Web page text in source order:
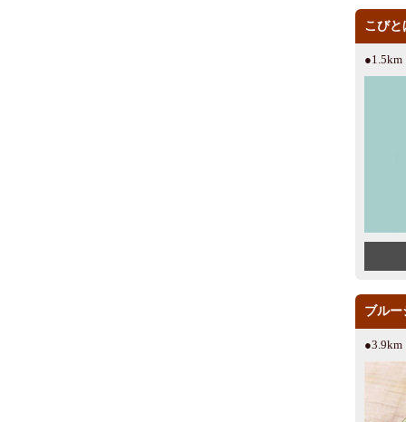
こびと
●1.5km
ブルー
●3.9km